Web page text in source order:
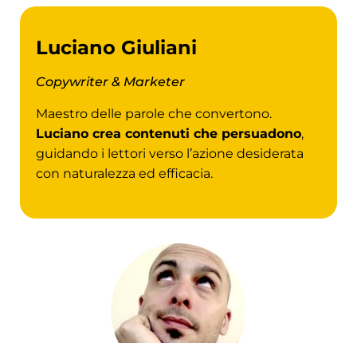
Luciano Giuliani
Copywriter & Marketer
Maestro delle parole che convertono.
Luciano crea contenuti che persuadono,
guidando i lettori verso l’azione desiderata
con naturalezza ed efficacia.